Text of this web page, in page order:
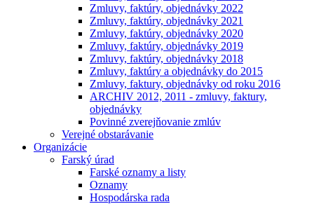
Zmluvy, faktúry, objednávky 2022
Zmluvy, faktúry, objednávky 2021
Zmluvy, faktúry, objednávky 2020
Zmluvy, faktúry, objednávky 2019
Zmluvy, faktúry, objednávky 2018
Zmluvy, faktúry a objednávky do 2015
Zmluvy, faktury, objednávky od roku 2016
ARCHIV 2012, 2011 - zmluvy, faktury,
objednávky
Povinné zverejňovanie zmlúv
Verejné obstarávanie
Organizácie
Farský úrad
Farské oznamy a listy
Oznamy
Hospodárska rada